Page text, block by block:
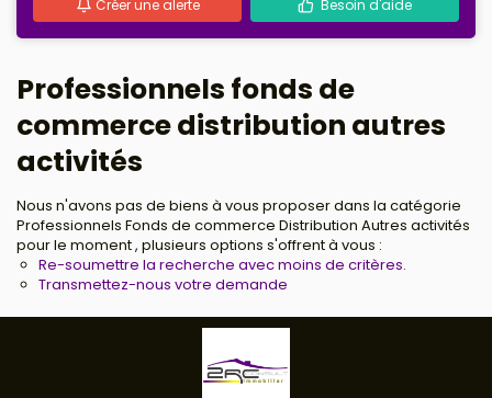
Avis clients
Créer une alerte Besoin d'aide
Professionnels fonds de
commerce distribution autres
activités
Nous n'avons pas de biens à vous proposer dans la catégorie
Professionnels Fonds de commerce Distribution Autres activités
pour le moment , plusieurs options s'offrent à vous :
Re-soumettre la recherche avec moins de critères.
Transmettez-nous votre demande